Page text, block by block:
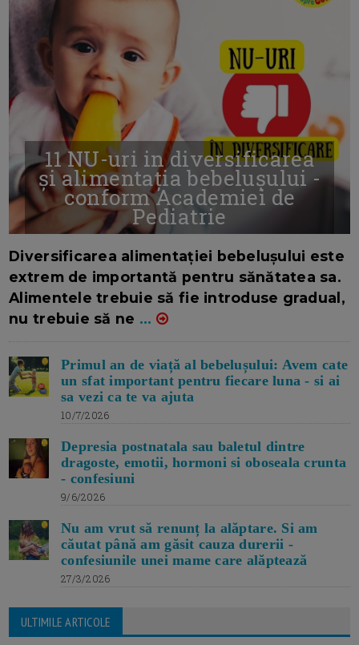
11 NU-uri in diversificarea
și alimentația bebelușului -
conform Academiei de
Pediatrie
Diversificarea alimentației bebelușului este
extrem de importantă pentru sănătatea sa.
Alimentele trebuie să fie introduse gradual,
nu trebuie să ne ...
Primul an de viață al bebelușului: Avem cate
un sfat important pentru fiecare luna - si ai
sa vezi ca te va ajuta
10/7/2026
Depresia postnatala sau baletul dintre
dragoste, emotii, hormoni si oboseala crunta
- confesiuni
9/6/2026
Nu am vrut să renunț la alăptare. Si am
căutat până am găsit cauza durerii -
confesiunile unei mame care alăptează
27/3/2026
ULTIMILE ARTICOLE